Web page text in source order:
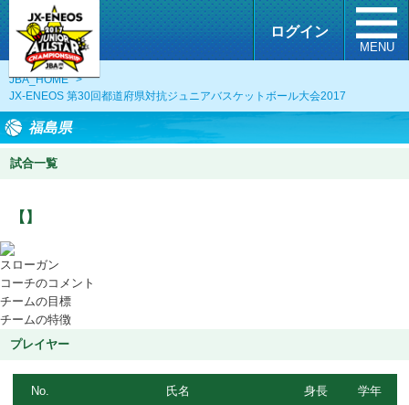
ログイン
MENU
JBA_HOME
>
JX-ENEOS 第30回都道府県対抗ジュニアバスケットボール大会2017
福島県
試合一覧
【】
スローガン
コーチのコメント
チームの目標
チームの特徴
プレイヤー
No. 氏名 身長 学年